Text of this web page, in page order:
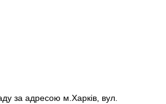
за адресою м.Харків, вул.